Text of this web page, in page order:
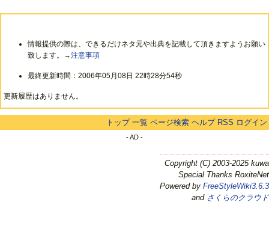
情報提供の際は、できるだけネタ元や出典を記載して頂きますようお願い
致します。→注意事項
最終更新時間：2006年05月08日 22時28分54秒
更新履歴はありません。
トップ 一覧 ページ検索 ヘルプ RSS ログイン
- AD -
Copyright (C) 2003-2025 kuwa
Special Thanks RoxiteNet
Powered by FreeStyleWiki3.6.3
and さくらのクラウド